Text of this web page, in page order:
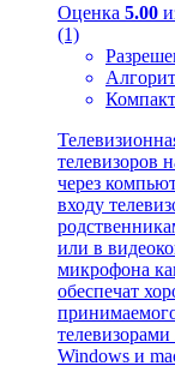
Оценка 5.00
(1)
телевизоров
через
входу
или в
микрофона
обеспечат
Windows и